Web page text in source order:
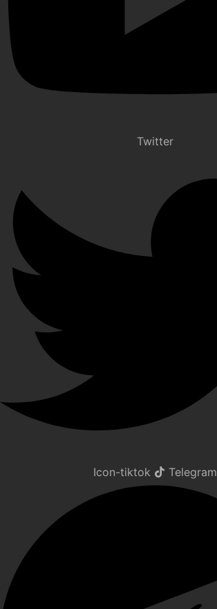
Twitter
Icon-tiktok Telegram